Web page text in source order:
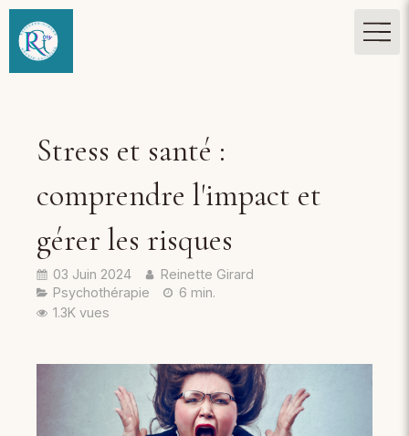
Stress et santé :
comprendre l'impact et
gérer les risques
03 Juin 2024
Reinette Girard
Psychothérapie
6 min.
1.3K vues